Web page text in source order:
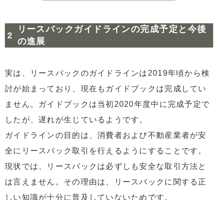
リースバックガイドラインの完成予定と今後
の進展
実は、リースバックのガイドラインは2019年頃から検
討が始まっており、現在もガイドブックは完成してい
ません。ガイドブックは当初2020年度中に完成予定で
したが、遅れが生じているようです。
ガイドラインの目的は、消費者および不動産業者が安
全にリースバック取引を行えるようにすることです。
現状では、リースバックは必ずしも安全な取引方法と
は言えません。その理由は、リースバックに関する正
しい知識が十分に普及していないためです。